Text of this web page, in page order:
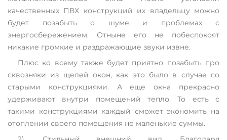
качественных ПВХ конструкций их владельцу можно
будет позабыть о шуме и проблемах с
энергосбережением. Отныне его не побеспокоят
никакие громкие и раздражающие звуки извне.
Плюс ко всему также будет приятно позабыть про
сквозняки из щелей окон, как это было в случае со
старыми конструкциями. А еще окна прекрасно
удерживают внутри помещений тепло. То есть с
такими конструкциями каждый сможет экономить на
отоплении своего помещения не маленькие суммы.